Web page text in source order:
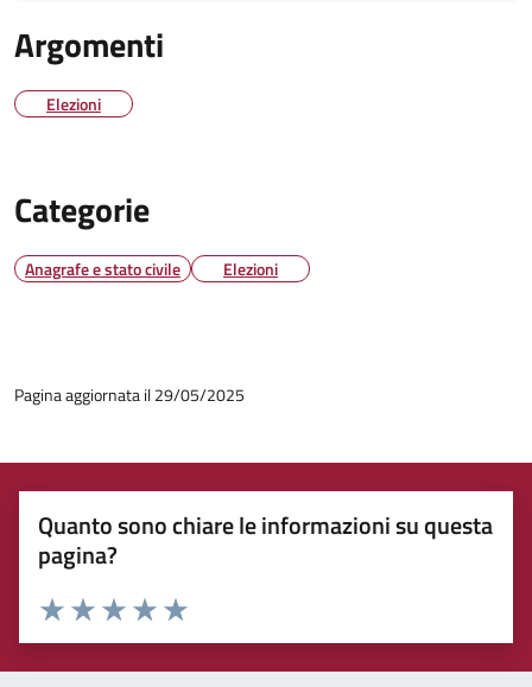
Argomenti
Elezioni
Categorie
Anagrafe e stato civile Elezioni
Pagina aggiornata il 29/05/2025
Quanto sono chiare le informazioni su questa
pagina?
Rating:
Valuta 5 stelle su 5
Valuta 4 stelle su 5
Valuta 3 stelle su 5
Valuta 2 stelle su 5
Valuta 1 stelle su 5